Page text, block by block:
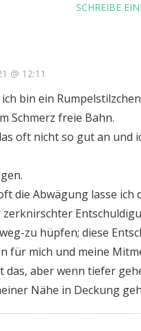
SCHREIBE
@ 12:11
bin ein
Schmerz freie Bahn.
oft nicht so gut an und
die Abwägung lasse
zu hüpfen; diese
für mich und meine
das, aber wenn tiefer
Nähe in Deckung